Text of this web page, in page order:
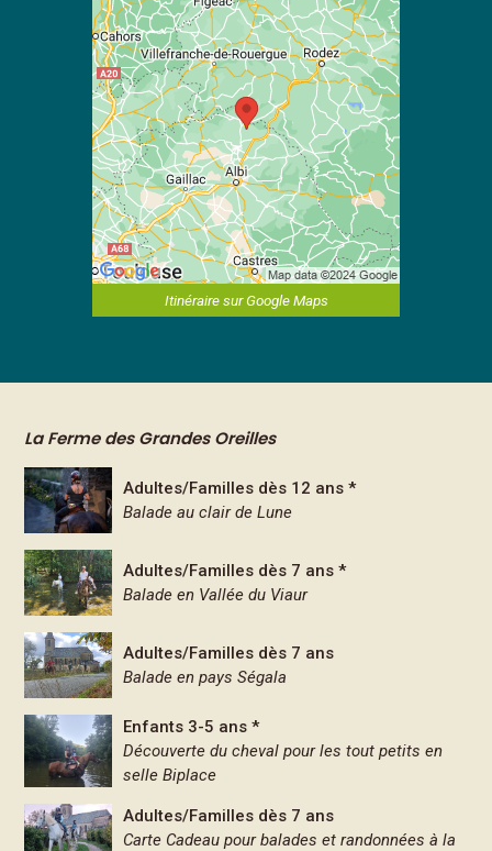
Itinéraire sur Google Maps
La Ferme des Grandes Oreilles
Adultes/Familles dès 12 ans *
Balade au clair de Lune
Adultes/Familles dès 7 ans *
Balade en Vallée du Viaur
Adultes/Familles dès 7 ans
Balade en pays Ségala
Enfants 3-5 ans *
Découverte du cheval pour les tout petits en
selle Biplace
Adultes/Familles dès 7 ans
Carte Cadeau pour balades et randonnées à la